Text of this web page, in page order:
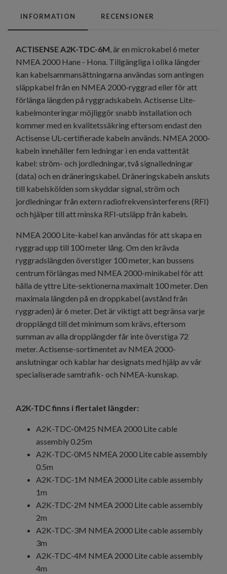
INFORMATION RECENSIONER
ACTISENSE A2K-TDC-6M, är en microkabel 6 meter
NMEA 2000 Hane - Hona. Tillgängliga i olika längder
kan kabelsammansättningarna användas som antingen
släppkabel från en NMEA 2000-ryggrad eller för att
förlänga längden på ryggradskabeln. Actisense Lite-
kabelmonteringar möjliggör snabb installation och
kommer med en kvalitetssäkring eftersom endast den
Actisense UL-certifierade kabeln används. NMEA 2000-
kabeln innehåller fem ledningar i en enda vattentät
kabel: ström- och jordledningar, två signalledningar
(data) och en dräneringskabel. Dräneringskabeln ansluts
till kabelskölden som skyddar signal, ström och
jordledningar från extern radiofrekvensinterferens (RFI)
och hjälper till att minska RFI-utsläpp från kabeln.
NMEA 2000 Lite-kabel kan användas för att skapa en
ryggrad upp till 100 meter lång. Om den krävda
ryggradslängden överstiger 100 meter, kan bussens
centrum förlängas med NMEA 2000-minikabel för att
hålla de yttre Lite-sektionerna maximalt 100 meter. Den
maximala längden på en droppkabel (avstånd från
ryggraden) är 6 meter. Det är viktigt att begränsa varje
dropplängd till det minimum som krävs, eftersom
summan av alla dropplängder får inte överstiga 72
meter. Actisense-sortimentet av NMEA 2000-
anslutningar och kablar har designats med hjälp av vår
specialiserade samtrafik- och NMEA-kunskap.
A2K-TDC finns i flertalet längder:
A2K-TDC-0M25 NMEA 2000 Lite cable
assembly 0.25m
A2K-TDC-0M5 NMEA 2000 Lite cable assembly
0.5m
A2K-TDC-1M NMEA 2000 Lite cable assembly
1m
A2K-TDC-2M NMEA 2000 Lite cable assembly
2m
A2K-TDC-3M NMEA 2000 Lite cable assembly
3m
A2K-TDC-4M NMEA 2000 Lite cable assembly
4m